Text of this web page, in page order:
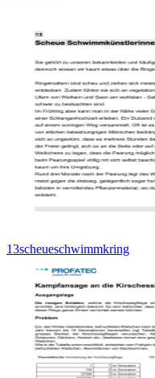
13scheueschwimmkring